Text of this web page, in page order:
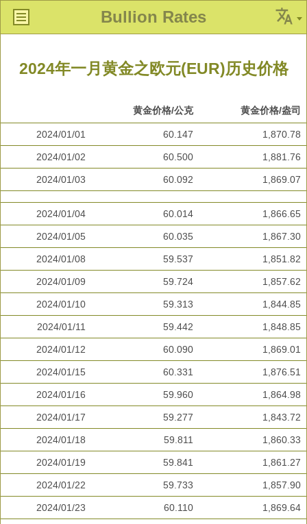
Bullion Rates
2024年一月黄金之欧元(EUR)历史价格
黄金价格/公克 黄金价格/盎司
2024/01/01 60.147 1,870.78
2024/01/02 60.500 1,881.76
2024/01/03 60.092 1,869.07
2024/01/04 60.014 1,866.65
2024/01/05 60.035 1,867.30
2024/01/08 59.537 1,851.82
2024/01/09 59.724 1,857.62
2024/01/10 59.313 1,844.85
2024/01/11 59.442 1,848.85
2024/01/12 60.090 1,869.01
2024/01/15 60.331 1,876.51
2024/01/16 59.960 1,864.98
2024/01/17 59.277 1,843.72
2024/01/18 59.811 1,860.33
2024/01/19 59.841 1,861.27
2024/01/22 59.733 1,857.90
2024/01/23 60.110 1,869.64